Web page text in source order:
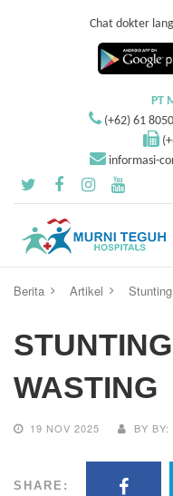
Chat dokter
PT
(+62) 61
informasi-
Berita Artikel
WASTING
19 NOV 2025 BY
SHARE: